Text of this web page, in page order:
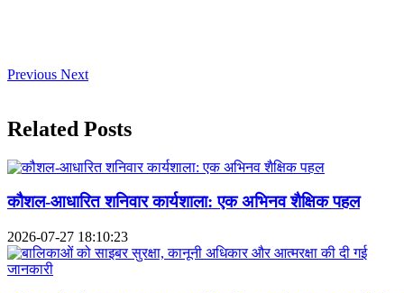
Previous Next
Related Posts
कौशल-आधारित शनिवार कार्यशाला: एक अभिनव शैक्षिक पहल
2026-07-27 18:10:23